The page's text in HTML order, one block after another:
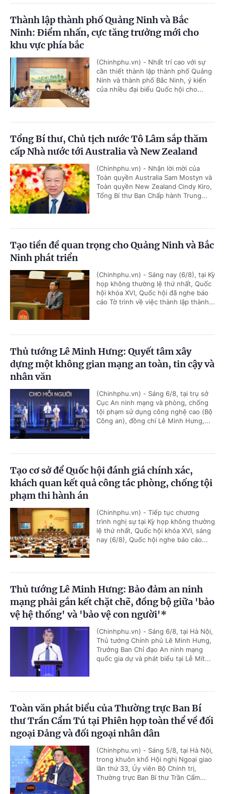
Thành lập thành phố Quảng Ninh và Bắc
Ninh: Điểm nhấn, cực tăng trưởng mới cho
khu vực phía bắc
(Chinhphu.vn) - Nhất trí cao với sự
cần thiết thành lập thành phố Quảng
Ninh và thành phố Bắc Ninh, ý kiến
của nhiều đại biểu Quốc hội cho...
Tổng Bí thư, Chủ tịch nước Tô Lâm sắp thăm
cấp Nhà nước tới Australia và New Zealand
(Chinhphu.vn) - Nhận lời mời của
Toàn quyền Australia Sam Mostyn và
Toàn quyền New Zealand Cindy Kiro,
Tổng Bí thư Ban Chấp hành Trung...
Tạo tiền đề quan trọng cho Quảng Ninh và Bắc
Ninh phát triển
(Chinhphu.vn) - Sáng nay (6/8), tại Kỳ
họp không thường lệ thứ nhất, Quốc
hội khóa XVI, Quốc hội đã nghe báo
cáo Tờ trình về việc thành lập thành...
Thủ tướng Lê Minh Hưng: Quyết tâm xây
dựng một không gian mạng an toàn, tin cậy và
nhân văn
(Chinhphu.vn) - Sáng 6/8, tại trụ sở
Cục An ninh mạng và phòng, chống
tội phạm sử dụng công nghệ cao (Bộ
Công an), đồng chí Lê Minh Hưng,...
Tạo cơ sở để Quốc hội đánh giá chính xác,
khách quan kết quả công tác phòng, chống tội
phạm thi hành án
(Chinhphu.vn) - Tiếp tục chương
trình nghị sự tại Kỳ họp không thường
lệ thứ nhất, Quốc hội khóa XVI, sáng
nay (6/8), Quốc hội nghe báo cáo...
Thủ tướng Lê Minh Hưng: Bảo đảm an ninh
mạng phải gắn kết chặt chẽ, đồng bộ giữa 'bảo
vệ hệ thống' và 'bảo vệ con người'*
(Chinhphu.vn) - Sáng 6/8, tại Hà Nội,
Thủ tướng Chính phủ Lê Minh Hưng,
Trưởng Ban Chỉ đạo An ninh mạng
quốc gia dự và phát biểu tại Lễ Mít...
Toàn văn phát biểu của Thường trực Ban Bí
thư Trần Cẩm Tú tại Phiên họp toàn thể về đối
ngoại Đảng và đối ngoại nhân dân
(Chinhphu.vn) - Sáng 5/8, tại Hà Nội,
trong khuôn khổ Hội nghị Ngoại giao
lần thứ 33, Ủy viên Bộ Chính trị,
Thường trực Ban Bí thư Trần Cẩm...